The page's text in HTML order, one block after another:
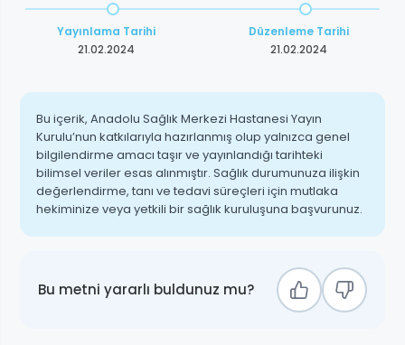
Yayınlama Tarihi
21.02.2024
Düzenleme Tarihi
21.02.2024
Bu içerik, Anadolu Sağlık Merkezi Hastanesi Yayın
Kurulu’nun katkılarıyla hazırlanmış olup yalnızca genel
bilgilendirme amacı taşır ve yayınlandığı tarihteki
bilimsel veriler esas alınmıştır. Sağlık durumunuza ilişkin
değerlendirme, tanı ve tedavi süreçleri için mutlaka
hekiminize veya yetkili bir sağlık kuruluşuna başvurunuz.
Bu metni yararlı buldunuz mu?